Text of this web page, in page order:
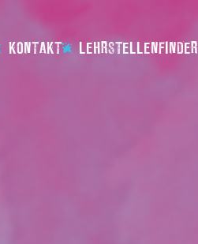
KONTAKT LEHRSTELLENFINDER